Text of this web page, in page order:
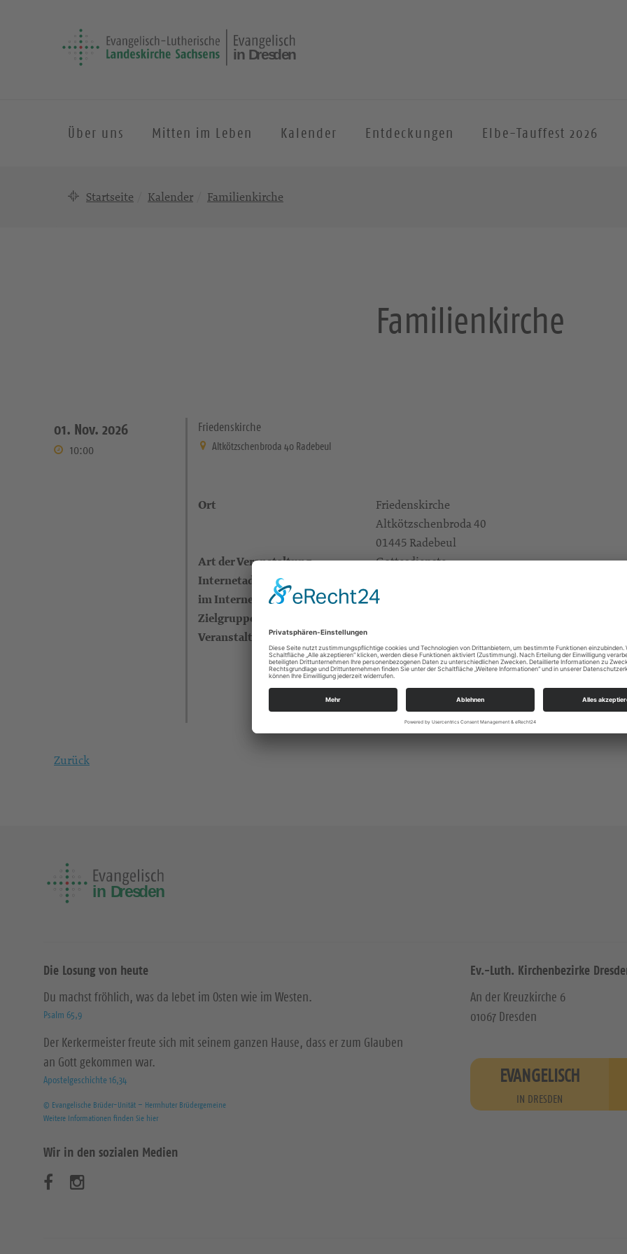
Über uns Mitten im Leben Kalender Entdeckungen Elbe-Tauffest 2026
Startseite Kalender Familienkirche
Familienkirche
01. Nov. 2026
10:00
Friedenskirche
Altkötzschenbroda 40 Radebeul
Ort
Friedenskirche
Altkötzschenbroda 40
01445 Radebeul
Art der Veranstaltung Gottesdienste
Internetadresse (eigene Infos
im Internet)
https://landing.churchdesk.com/de/e/
Zielgruppe
Veranstalter
Altkötzschenbroda 40
01445 Radebeul
kg.radebeul_luther@evlks.de
https://loessnitz-kirchspiel.de/
Zurück
Die Losung von heute
Du machst fröhlich, was da lebet im Osten wie im Westen.
Psalm 65,9
Der Kerkermeister freute sich mit seinem ganzen Hause, dass er zum Glauben
an Gott gekommen war.
Apostelgeschichte 16,34
© Evangelische Brüder-Unität – Herrnhuter Brüdergemeine
Weitere Informationen finden Sie hier
Wir in den sozialen Medien
Ev.-Luth. Kirchenbezirke
An der Kreuzkirche 6
01067 Dresden
EVANGELISCH
IN DRESDEN